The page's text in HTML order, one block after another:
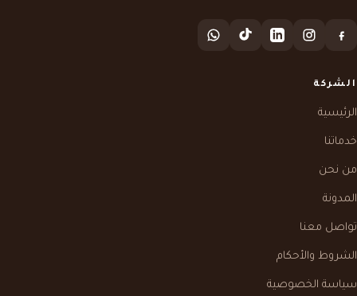
الشركة
الرئيسية
خدماتنا
من نحن
المدونة
تواصل معنا
الشروط والأحكام
سياسة الخصوصية